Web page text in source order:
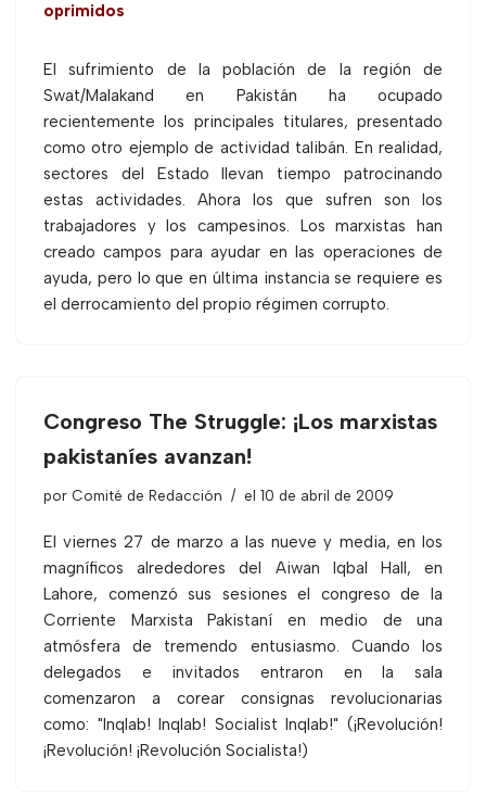
oprimidos
El sufrimiento de la población de la región de
Swat/Malakand en Pakistán ha ocupado
recientemente los principales titulares, presentado
como otro ejemplo de actividad talibán. En realidad,
sectores del Estado llevan tiempo patrocinando
estas actividades. Ahora los que sufren son los
trabajadores y los campesinos. Los marxistas han
creado campos para ayudar en las operaciones de
ayuda, pero lo que en última instancia se requiere es
el derrocamiento del propio régimen corrupto.
Congreso The Struggle: ¡Los marxistas
pakistaníes avanzan!
por Comité de Redacción el 10 de abril de 2009
El viernes 27 de marzo a las nueve y media, en los
magníficos alrededores del Aiwan Iqbal Hall, en
Lahore, comenzó sus sesiones el congreso de la
Corriente Marxista Pakistaní en medio de una
atmósfera de tremendo entusiasmo. Cuando los
delegados e invitados entraron en la sala
comenzaron a corear consignas revolucionarias
como: "Inqlab! Inqlab! Socialist Inqlab!" (¡Revolución!
¡Revolución! ¡Revolución Socialista!)